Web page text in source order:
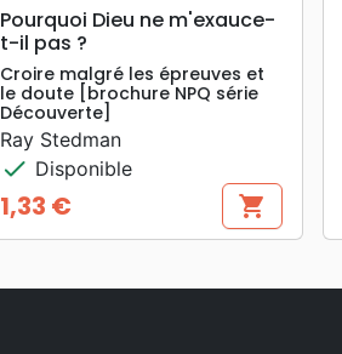
search APERÇU RAPIDE
Pourquoi Dieu ne m'exauce-
t-il pas ?
Croire malgré les épreuves et
le doute [brochure NPQ série
Découverte]
Ray Stedman
check Disponible
Prix
1,33 € shopping_cart